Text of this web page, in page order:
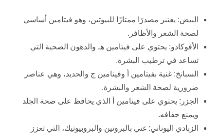
البيض: يعتبر مصدرًا ممتازًا للبيوتين، وهو فيتامين أساسي
لصحة الشعر والأظافر.
الأفوكادو: يحتوي على فيتامين هـ والدهون الصحية التي
تساعد في ترطيب البشرة.
السبانخ: غنية بفيتامين أ وفيتامين ج والحديد، وهي عناصر
ضرورية لصحة الشعر والبشرة.
الجزر: يحتوي على فيتامين أ الذي يحافظ على صحة الجلد
ويمنع جفافه.
الزبادي اليوناني: غني بالبروتين والبروبيوتيك، التي تعزز